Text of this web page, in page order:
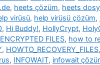
, heets çözüm, heets
virüsü, help virüsü çözüm,
, Hi Buddy!, HollyCrypt,
FILES, how to
, HOWTO_RECOVERY_FILES,
, INFOWAIT, infowait